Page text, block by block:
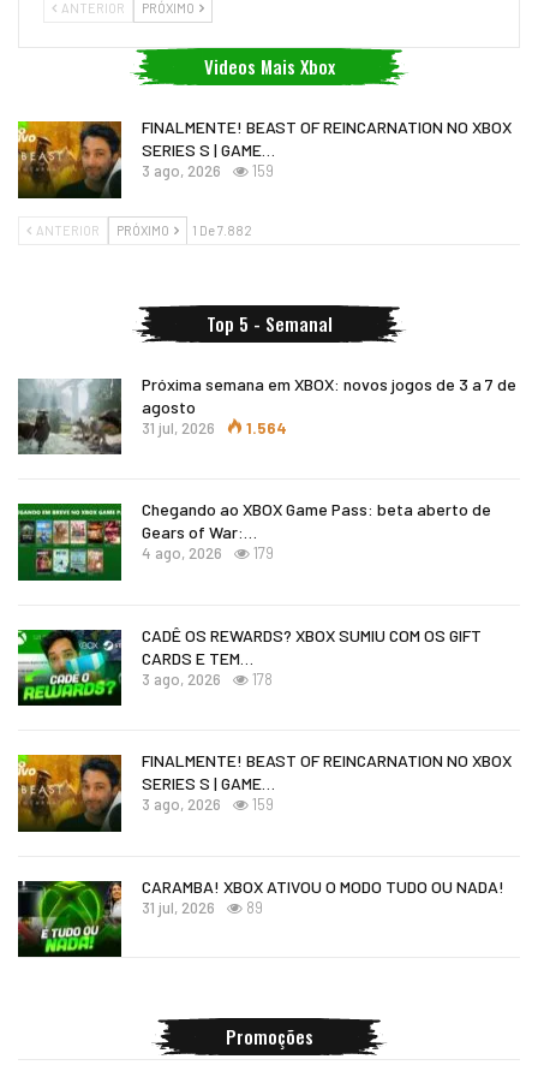
ANTERIOR PRÓXIMO
Videos Mais Xbox
FINALMENTE! BEAST OF REINCARNATION NO XBOX
SERIES S | GAME…
3 ago, 2026 159
ANTERIOR PRÓXIMO 1 De 7.882
Top 5 - Semanal
Próxima semana em XBOX: novos jogos de 3 a 7 de
agosto
31 jul, 2026 1.564
Chegando ao XBOX Game Pass: beta aberto de
Gears of War:…
4 ago, 2026 179
CADÊ OS REWARDS? XBOX SUMIU COM OS GIFT
CARDS E TEM…
3 ago, 2026 178
FINALMENTE! BEAST OF REINCARNATION NO XBOX
SERIES S | GAME…
3 ago, 2026 159
CARAMBA! XBOX ATIVOU O MODO TUDO OU NADA!
31 jul, 2026 89
Promoções